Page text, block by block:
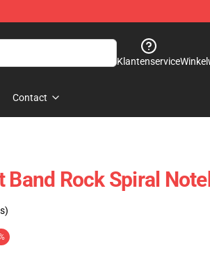
Klantenservice
Contact
Band Rock Spiral